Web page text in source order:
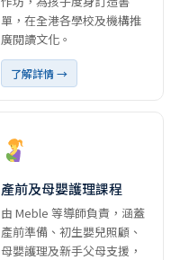
單，在全港各學校及機構推
廣閱讀文化。
了解詳情 →
產前及母嬰護理課程
由 Meble 等導師負責，涵蓋
產前準備、初生嬰兒照顧、
母嬰護理及新手父母支援，